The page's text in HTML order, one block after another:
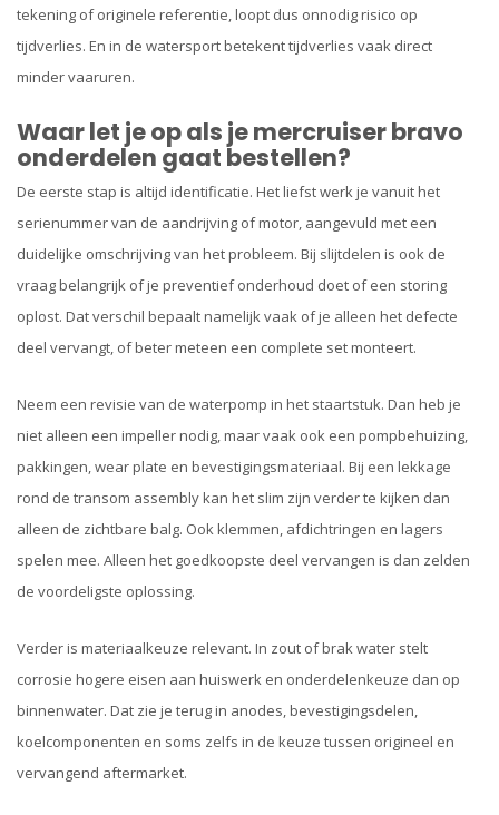
tekening of originele referentie, loopt dus onnodig risico op
tijdverlies. En in de watersport betekent tijdverlies vaak direct
minder vaaruren.
Waar let je op als je mercruiser bravo
onderdelen gaat bestellen?
De eerste stap is altijd identificatie. Het liefst werk je vanuit het
serienummer van de aandrijving of motor, aangevuld met een
duidelijke omschrijving van het probleem. Bij slijtdelen is ook de
vraag belangrijk of je preventief onderhoud doet of een storing
oplost. Dat verschil bepaalt namelijk vaak of je alleen het defecte
deel vervangt, of beter meteen een complete set monteert.
Neem een revisie van de waterpomp in het staartstuk. Dan heb je
niet alleen een impeller nodig, maar vaak ook een pompbehuizing,
pakkingen, wear plate en bevestigingsmateriaal. Bij een lekkage
rond de transom assembly kan het slim zijn verder te kijken dan
alleen de zichtbare balg. Ook klemmen, afdichtringen en lagers
spelen mee. Alleen het goedkoopste deel vervangen is dan zelden
de voordeligste oplossing.
Verder is materiaalkeuze relevant. In zout of brak water stelt
corrosie hogere eisen aan huiswerk en onderdelenkeuze dan op
binnenwater. Dat zie je terug in anodes, bevestigingsdelen,
koelcomponenten en soms zelfs in de keuze tussen origineel en
vervangend aftermarket.